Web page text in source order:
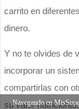
carrito en
dinero.
Y no te olvides de
incorporar un
compartirlas con
su valor nutricional.
Navegando en